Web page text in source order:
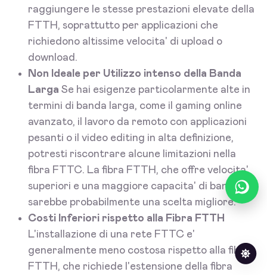
raggiungere le stesse prestazioni elevate della
FTTH, soprattutto per applicazioni che
richiedono altissime velocita' di upload o
download.
Non Ideale per Utilizzo intenso della Banda
Larga Se hai esigenze particolarmente alte in
termini di banda larga, come il gaming online
avanzato, il lavoro da remoto con applicazioni
pesanti o il video editing in alta definizione,
potresti riscontrare alcune limitazioni nella
fibra FTTC. La fibra FTTH, che offre velocita'
superiori e una maggiore capacita' di banda,
sarebbe probabilmente una scelta migliore.
Costi Inferiori rispetto alla Fibra FTTH
L'installazione di una rete FTTC e'
generalmente meno costosa rispetto alla fibra
FTTH, che richiede l'estensione della fibra